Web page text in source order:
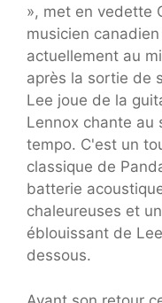
», met en vedette
musicien
actuellement au
après la sortie de
Lee joue de la
Lennox chante
tempo. C'est un
classique de
batterie
chaleureuses et
éblouissant de
dessous.